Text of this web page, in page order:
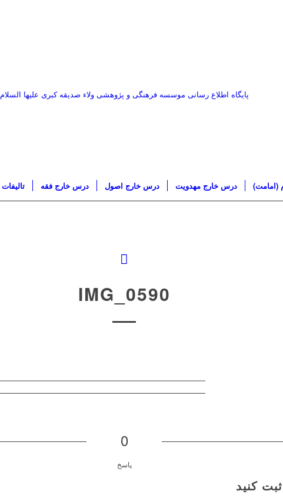
پایگاه اطلاع رسانی موسسه فرهنگی و پژوهشی ولاء صدیقه کبری علیها السلام
تاليفات درس خارج فقه درس خارج اصول درس خارج مهدویت (امامت)
IMG_0590
0
پاسخ
کنید